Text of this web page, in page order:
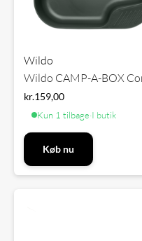
Wildo
Wildo CAMP-A-BOX
kr.159,00
Kun 1 tilbage·I butik
Køb nu